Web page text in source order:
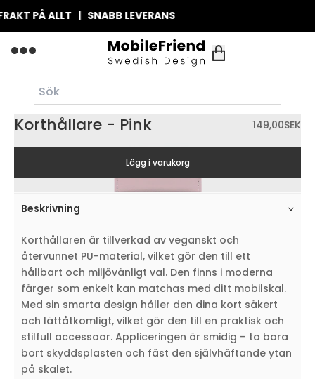
PÅ ALLT | SNABB LEVERANS
Korthållare - Pink 149,00SEK
Lägg i varukorg
Beskrivning
Korthållaren är tillverkad av veganskt och
återvunnet PU-material, vilket gör den till ett
hållbart och miljövänligt val. Den finns i moderna
färger som enkelt kan matchas med ditt mobilskal.
Med sin smarta design håller den dina kort säkert
och lättåtkomligt, vilket gör den till en praktisk och
stilfull accessoar. Appliceringen är smidig – ta bara
bort skyddsplasten och fäst den självhäftande ytan
på skalet.